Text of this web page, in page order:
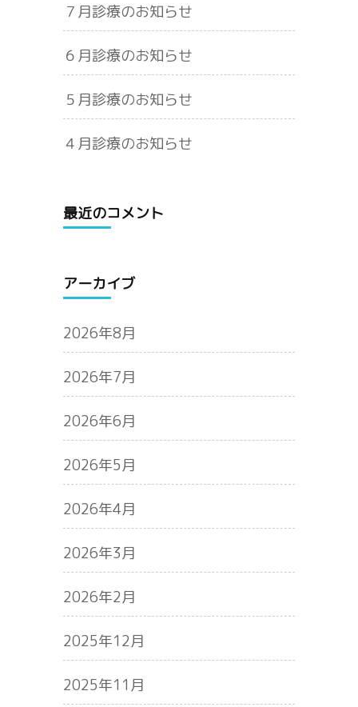
７月診療のお知らせ
６月診療のお知らせ
５月診療のお知らせ
４月診療のお知らせ
最近のコメント
アーカイブ
2026年8月
2026年7月
2026年6月
2026年5月
2026年4月
2026年3月
2026年2月
2025年12月
2025年11月